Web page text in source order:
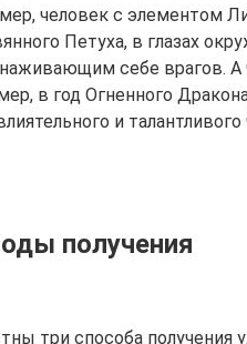
человек с элементом
Петуха, в глазах
себе врагов. А
в год Огненного
и
получения
три способа получения